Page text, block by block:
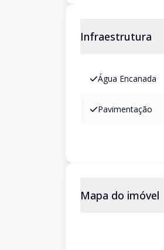
Infraestrutura
Água Encanada
Pavimentação
Mapa do imóvel